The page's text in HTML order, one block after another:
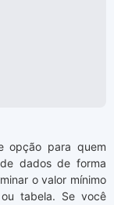
opção para quem
dados de forma
o valor mínimo
tabela. Se você